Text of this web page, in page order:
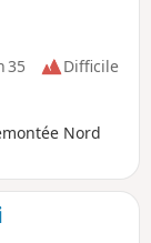
35
Difficile
Nord